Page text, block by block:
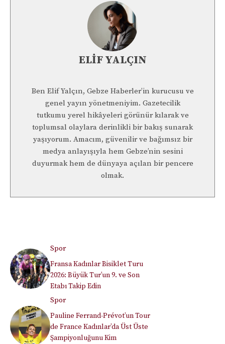
ELIF YALÇIN
Ben Elif Yalçın, Gebze Haberler’in kurucusu ve
genel yayın yönetmeniyim. Gazetecilik
tutkumu yerel hikâyeleri görünür kılarak ve
toplumsal olaylara derinlikli bir bakış sunarak
yaşıyorum. Amacım, güvenilir ve bağımsız bir
medya anlayışıyla hem Gebze’nin sesini
duyurmak hem de dünyaya açılan bir pencere
olmak.
Spor
Fransa Kadınlar Bisiklet Turu
2026: Büyük Tur’un 9. ve Son
Etabı Takip Edin
Spor
Pauline Ferrand-Prévot’un Tour
de France Kadınlar’da Üst Üste
Şampiyonluğunu Kim